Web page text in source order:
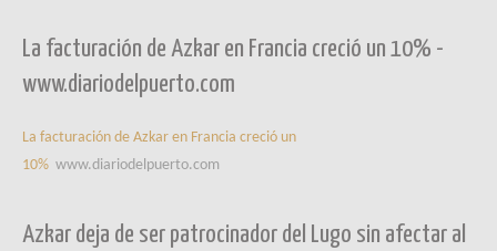
La facturación de Azkar en Francia creció un 10% -
www.diariodelpuerto.com
La facturación de Azkar en Francia creció un
10% www.diariodelpuerto.com
Azkar deja de ser patrocinador del Lugo sin afectar al